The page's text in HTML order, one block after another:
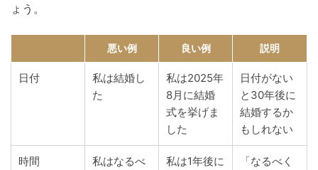
ょう。
悪い例 良い例 説明
日付
私は結婚し
た
私は2025年
8月に結婚
式を挙げま
した
日付がない
と30年後に
結婚するか
もしれない
時間
私はなるべ
私は1年後に
「なるべく